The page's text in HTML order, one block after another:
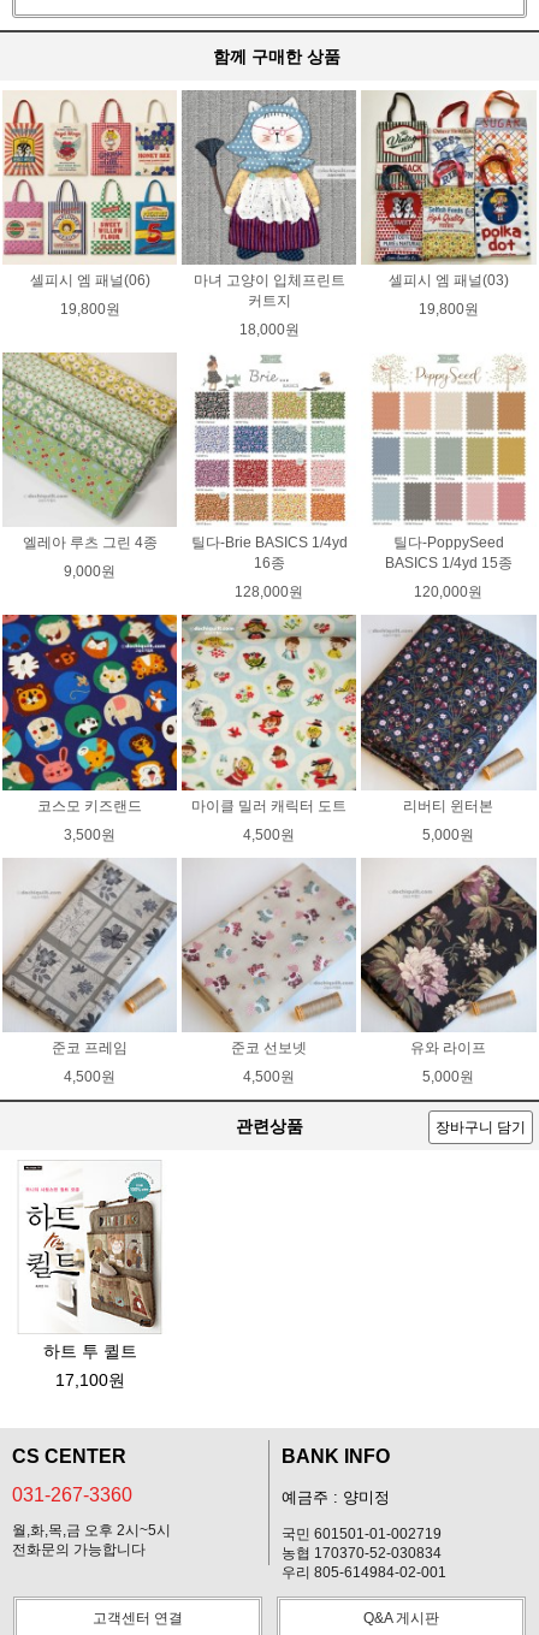
함께 구매한 상품
셀피시 엠 패널(06)
19,800원
마녀 고양이 입체프린트
커트지
18,000원
셀피시 엠 패널(03)
19,800원
엘레아 루츠 그린 4종
9,000원
틸다-Brie BASICS 1/4yd
16종
128,000원
틸다-PoppySeed
BASICS 1/4yd 15종
120,000원
코스모 키즈랜드
3,500원
마이클 밀러 캐릭터 도트
4,500원
리버티 윈터본
5,000원
준코 프레임
4,500원
준코 선보넷
4,500원
유와 라이프
5,000원
관련상품 장바구니 담기
하트 투 퀼트
17,100원
CS CENTER
031-267-3360
월,화,목,금 오후 2시~5시
전화문의 가능합니다
BANK INFO
예금주 : 양미정
국민 601501-01-002719
농협 170370-52-030834
우리 805-614984-02-001
고객센터 연결 Q&A 게시판